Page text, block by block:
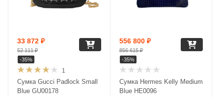
1
Сумка Gucci Padlock Small
Blue GU00178
33 872 ₽
52 111₽
-35%
Сумка Hermes Kelly Medium
Blue HE0096
556 800₽
856 615₽
-35%